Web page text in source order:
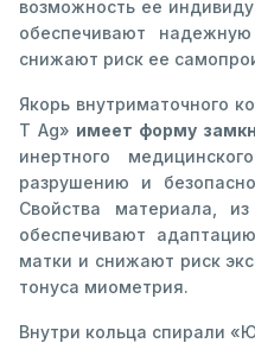
возможность ее
обеспечивают
снижают риск ее
Якорь внутриматочного
Т Ag» имеет форму
инертного
разрушению и
Свойства материала,
обеспечивают
матки и снижают риск
тонуса миометрия.
Внутри кольца спирали